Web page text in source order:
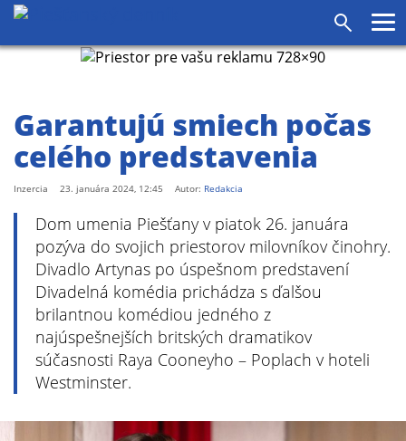
Garantujú smiech počas
celého predstavenia
Inzercia 23. januára 2024, 12:45 Autor: Redakcia
Dom umenia Piešťany v piatok 26. januára
pozýva do svojich priestorov milovníkov činohry.
Divadlo Artynas po úspešnom predstavení
Divadelná komédia prichádza s ďalšou
brilantnou komédiou jedného z
najúspešnejších britských dramatikov
súčasnosti Raya Cooneyho – Poplach v hoteli
Westminster.